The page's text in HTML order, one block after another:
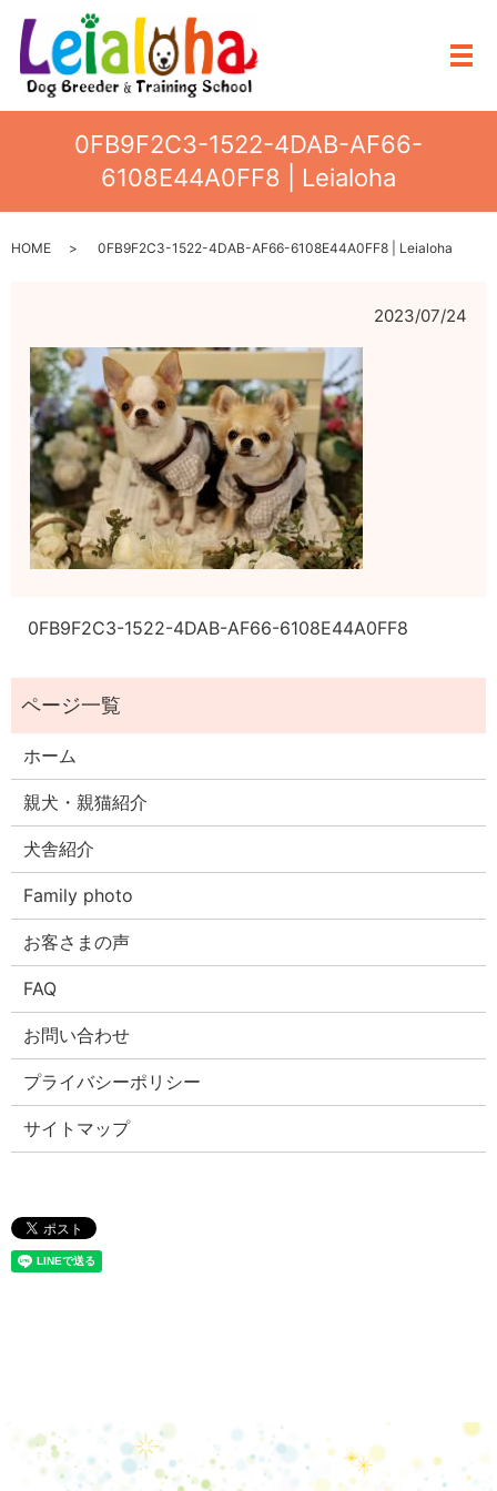
メ
0FB9F2C3-1522-4DAB-AF66-
6108E44A0FF8 | Leialoha
HOME 0FB9F2C3-1522-4DAB-AF66-6108E44A0FF8 | Leialoha
2023/07/24
0FB9F2C3-1522-4DAB-AF66-6108E44A0FF8
ホーム
親犬・親猫紹介
犬舎紹介
Family photo
お客さまの声
FAQ
お問い合わせ
プライバシーポリシー
サイトマップ